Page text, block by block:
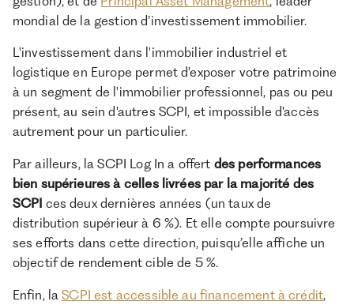
mondial de la gestion d’investissement immobilier.
L'investissement dans l'immobilier industriel et
logistique en Europe permet d'exposer votre patrimoine
à un segment de l'immobilier professionnel, pas ou peu
présent, au sein d'autres SCPI, et impossible d'accès
autrement pour un particulier.
Par ailleurs, la SCPI Log In a offert des performances
bien supérieures à celles livrées par la majorité des
SCPI ces deux dernières années (un taux de
distribution supérieur à 6 %). Et elle compte poursuivre
ses efforts dans cette direction, puisqu’elle affiche un
objectif de rendement cible de 5 %.
Enfin, laSCPI est accessible au financement à crédit,